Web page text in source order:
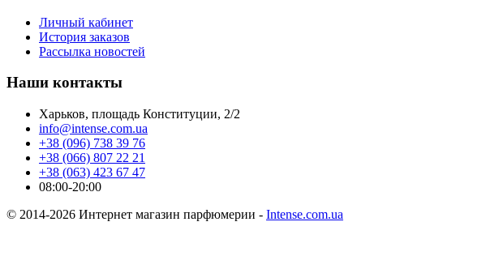
Личный кабинет
История заказов
Рассылка новостей
Наши контакты
Харьков, площадь Конституции, 2/2
info@intense.com.ua
+38 (096) 738 39 76
+38 (066) 807 22 21
+38 (063) 423 67 47
08:00-20:00
© 2014-2026 Интернет магазин парфюмерии - Intense.com.ua